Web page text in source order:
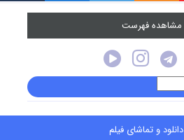
مشاهده فهرست
دانلود و تماشای فیلم